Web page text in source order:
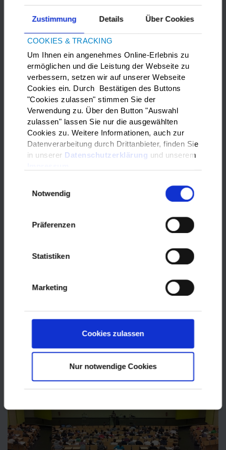
Zustimmung Details Über Cookies
COOKIES & TRACKING
Um Ihnen ein angenehmes Online-Erlebnis zu
ermöglichen und die Leistung der Webseite zu
verbessern, setzen wir auf unserer Webseite
Cookies ein. Durch Bestätigen des Buttons
"Cookies zulassen" stimmen Sie der
Verwendung zu. Über den Button "Auswahl
zulassen" lassen Sie nur die ausgewählten
Cookies zu. Weitere Informationen, auch zur
Datenverarbeitung durch Drittanbieter, finden Sie
in unserer Datenschutzerklärung und unserem
Notwendig
Präferenzen
Statistiken
Marketing
Cookies zulassen
Nur notwendige Cookies
Deutschland? Welche Unterstützung können Schulkinder
bekommen?
mehr
Sie wollen eine Ausbildung in Deutschland machen oder
Beratungsstellen und Hilfsangebote.